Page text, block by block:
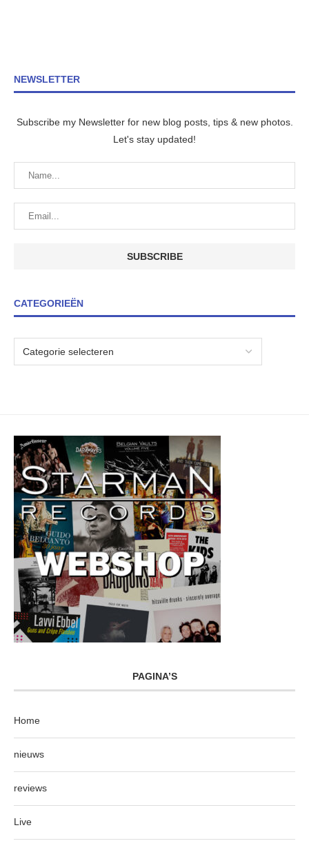
NEWSLETTER
Subscribe my Newsletter for new blog posts, tips & new photos.
Let's stay updated!
CATEGORIEËN
PAGINA’S
Home
nieuws
reviews
Live